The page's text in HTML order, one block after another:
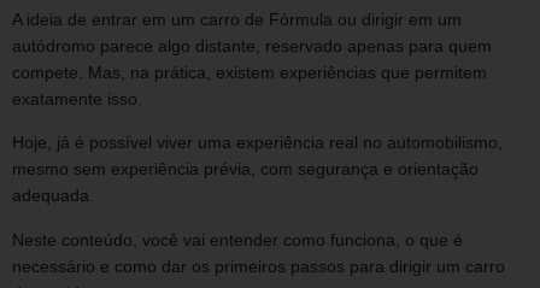
A ideia de entrar em um carro de Fórmula ou dirigir em um
autódromo parece algo distante, reservado apenas para quem
compete. Mas, na prática, existem experiências que permitem
exatamente isso.
Hoje, já é possível viver uma experiência real no automobilismo,
mesmo sem experiência prévia, com segurança e orientação
adequada.
Neste conteúdo, você vai entender como funciona, o que é
necessário e como dar os primeiros passos para dirigir um carro